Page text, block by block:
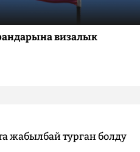
визалык
жабылбай турган болду